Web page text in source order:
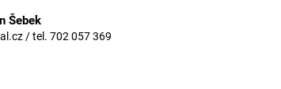
Šebek
/ tel. 702 057 369